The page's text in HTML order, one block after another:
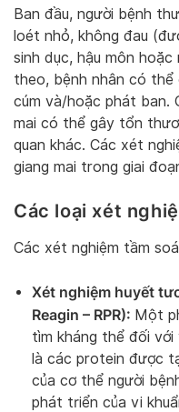
Ban đầu, người bệnh
loét nhỏ, không đau
sinh dục, hậu môn
theo, bệnh nhân có
cúm và/hoặc phát ban.
mai có thể gây tổn
quan khác. Các xét
giang mai trong giai
Các loại xét
Các xét nghiệm tầm
Xét nghiệm huyết
Reagin – RPR): Một
tìm kháng thể đối với
là các protein được
của cơ thể người
phát triển của vi